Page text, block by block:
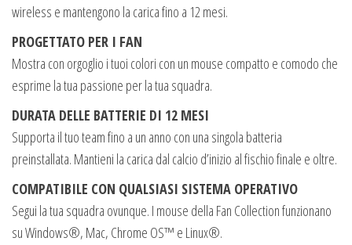
wireless e mantengono la carica fino a 12 mesi.
PROGETTATO PER I FAN
Mostra con orgoglio i tuoi colori con un mouse compatto e comodo che
esprime la tua passione per la tua squadra.
DURATA DELLE BATTERIE DI 12 MESI
Supporta il tuo team fino a un anno con una singola batteria
preinstallata. Mantieni la carica dal calcio d’inizio al fischio finale e oltre.
COMPATIBILE CON QUALSIASI SISTEMA OPERATIVO
Segui la tua squadra ovunque. I mouse della Fan Collection funzionano
su Windows®, Mac, Chrome OS™ e Linux®.